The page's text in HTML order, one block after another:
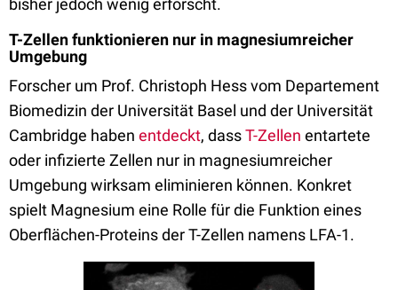
bisher jedoch wenig erforscht.
T-Zellen funktionieren nur in magnesiumreicher
Umgebung
Forscher um Prof. Christoph Hess vom Departement
Biomedizin der Universität Basel und der Universität
Cambridge haben entdeckt, dassT-Zellen entartete
oder infizierte Zellen nur in magnesiumreicher
Umgebung wirksam eliminieren können. Konkret
spielt Magnesium eine Rolle für die Funktion eines
Oberflächen-Proteins der T-Zellen namens LFA-1.